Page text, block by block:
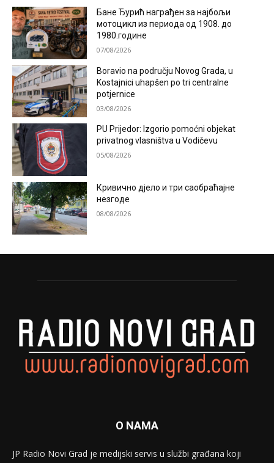
Бане Ђурић награђен за најбољи
мотоцикл из периода од 1908. до
1980.године
07/08/2026
Boravio na području Novog Grada, u
Kostajnici uhapšen po tri centralne
potjernice
03/08/2026
PU Prijedor: Izgorio pomoćni objekat
privatnog vlasništva u Vodičevu
05/08/2026
Кривично дјело и три саобраћајне
незгоде
08/08/2026
O NAMA
JP Radio Novi Grad je medijski servis u službi građana koji